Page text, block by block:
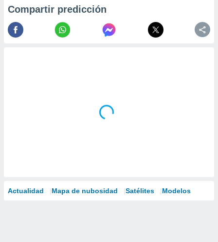
Compartir predicción
Actualidad Mapa de nubosidad Satélites Modelos